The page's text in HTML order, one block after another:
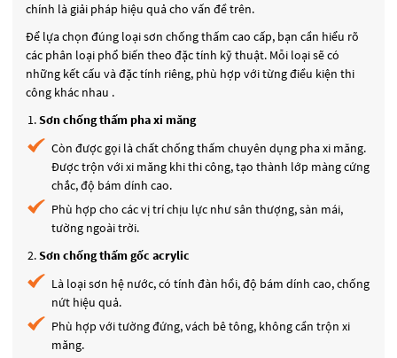
chính là giải pháp hiệu quả cho vấn đề trên.
Để lựa chọn đúng loại sơn chống thấm cao cấp, bạn cần hiểu rõ
các phân loại phổ biến theo đặc tính kỹ thuật. Mỗi loại sẽ có
những kết cấu và đặc tính riêng, phù hợp với từng điều kiện thi
công khác nhau .
Sơn chống thấm pha xi măng
Còn được gọi là chất chống thấm chuyên dụng pha xi măng.
Được trộn với xi măng khi thi công, tạo thành lớp màng cứng
chắc, độ bám dính cao.
Phù hợp cho các vị trí chịu lực như sân thượng, sàn mái,
tường ngoài trời.
Sơn chống thấm gốc acrylic
Là loại sơn hệ nước, có tính đàn hồi, độ bám dính cao, chống
nứt hiệu quả.
Phù hợp với tường đứng, vách bê tông, không cần trộn xi
măng.